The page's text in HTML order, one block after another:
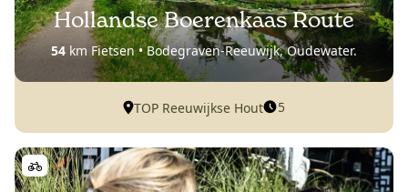
Hollandse Boerenkaas Route
54km Fietsen • Bodegraven-Reeuwijk, Oudewater.
TOP Reeuwijkse Hout 5